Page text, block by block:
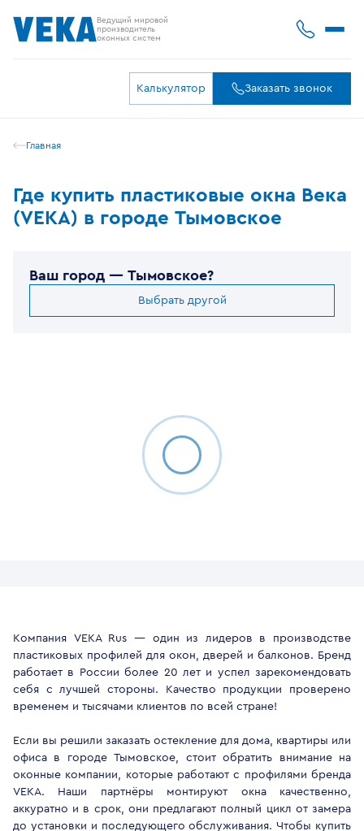
Ведущий мировой
производитель
оконных систем
Калькулятор Заказать звонок
Главная
Где купить пластиковые окна Века
(VEKA) в городе Тымовское
Ваш город — Тымовское?
Выбрать другой
Компания VEKA Rus — один из лидеров в производстве
пластиковых профилей для окон, дверей и балконов. Бренд
работает в России более 20 лет и успел зарекомендовать
себя с лучшей стороны. Качество продукции проверено
временем и тысячами клиентов по всей стране!
Если вы решили заказать остекление для дома, квартиры или
офиса в городе Тымовское, стоит обратить внимание на
оконные компании, которые работают с профилями бренда
VEKA. Наши партнёры монтируют окна качественно,
аккуратно и в срок, они предлагают полный цикл от замера
до установки и последующего обслуживания. Чтобы купить